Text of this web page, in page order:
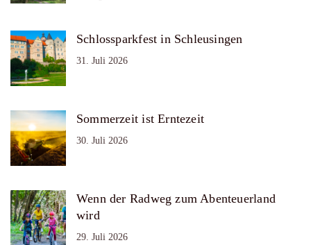
Schlossparkfest in Schleusingen
31. Juli 2026
Sommerzeit ist Erntezeit
30. Juli 2026
Wenn der Radweg zum Abenteuerland
wird
29. Juli 2026